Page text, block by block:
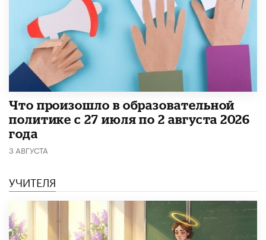
​Что произошло в образовательной
политике с 27 июля по 2 августа 2026
года
3 АВГУСТА
УЧИТЕЛЯ